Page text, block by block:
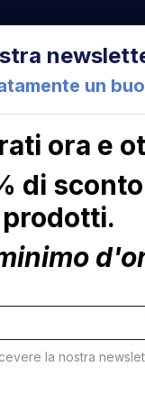
un
ora e
di
prodotti.
la nostra